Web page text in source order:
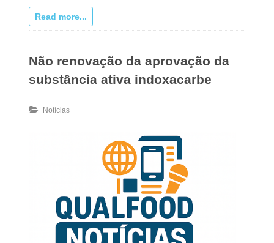
Read more...
Não renovação da aprovação da
substância ativa indoxacarbe
Notícias